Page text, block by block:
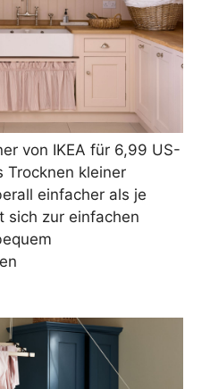
von IKEA für 6,99 US-
Trocknen kleiner
einfacher als je
sich zur einfachen